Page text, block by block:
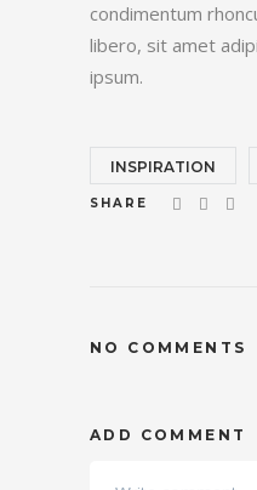
condimentum
libero, sit amet
ipsum.
INSPIRATION
SHARE
NO COMMENTS
ADD COMMENT